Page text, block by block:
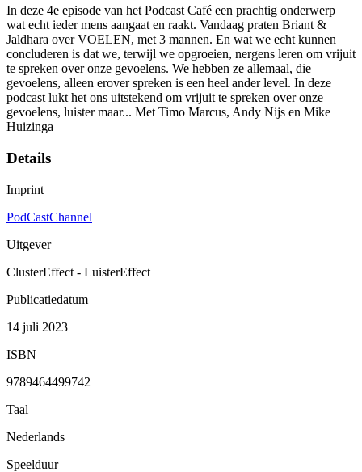
In deze 4e episode van het Podcast Café een prachtig onderwerp
wat echt ieder mens aangaat en raakt. Vandaag praten Briant &
Jaldhara over VOELEN, met 3 mannen. En wat we echt kunnen
concluderen is dat we, terwijl we opgroeien, nergens leren om vrijuit
te spreken over onze gevoelens. We hebben ze allemaal, die
gevoelens, alleen erover spreken is een heel ander level. In deze
podcast lukt het ons uitstekend om vrijuit te spreken over onze
gevoelens, luister maar... Met Timo Marcus, Andy Nijs en Mike
Huizinga
Details
Imprint
PodCastChannel
Uitgever
ClusterEffect - LuisterEffect
Publicatiedatum
14 juli 2023
ISBN
9789464499742
Taal
Nederlands
Speelduur